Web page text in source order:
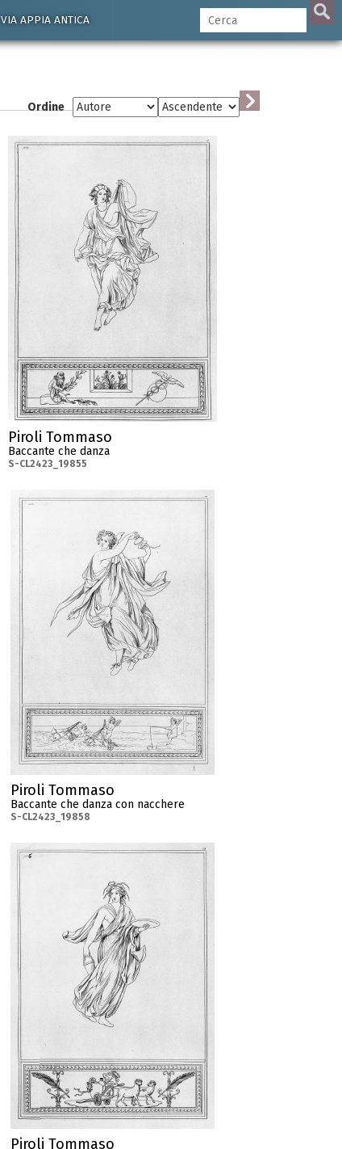
VIA APPIA ANTICA
Ordine
Piroli Tommaso
Baccante che danza
S-CL2423_19855
Piroli Tommaso
Baccante che danza con nacchere
S-CL2423_19858
Piroli Tommaso